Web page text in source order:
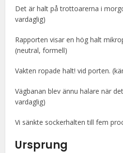
Det är halt på trottoarerna i
vardaglig)
Rapporten visar en hög halt
(neutral, formell)
Vakten ropade halt! vid porten.
Vägbanan blev ännu halare när
vardaglig)
Vi sänkte sockerhalten till fem
Ursprung